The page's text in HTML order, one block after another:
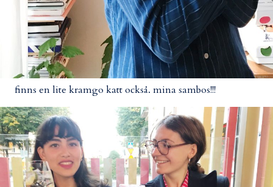
finns en lite kramgo katt också. mina sambos!!!